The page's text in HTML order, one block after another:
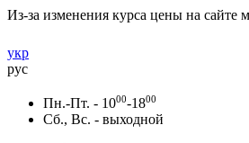
Из-за изменения курса цены на сайте
укр
рус
Пн.-Пт. - 1000-1800
Сб., Вс. - выходной